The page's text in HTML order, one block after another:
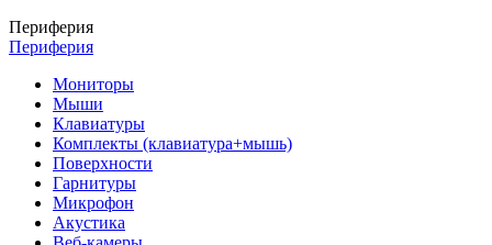
Периферия
Периферия
Мониторы
Мыши
Клавиатуры
Комплекты (клавиатура+мышь)
Поверхности
Гарнитуры
Микрофон
Акустика